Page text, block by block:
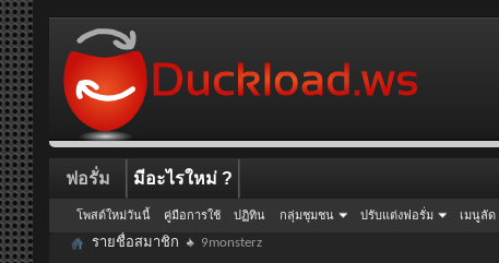
ฟอรั่ม
โพสต์ใหม่วันนี้ คู่มือการใช้ ปฏิทิน กลุ่มชุมชน ปรับแต่งฟอรั่ม เมนูลัด
มีอะไรใหม่ ?
รายชื่อสมาชิก 9monsterz